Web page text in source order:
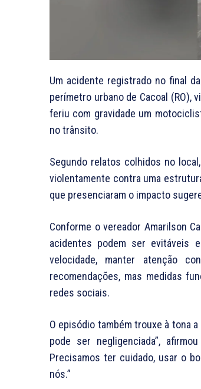
Um acidente registrado no final
perímetro urbano de Cacoal (RO),
feriu com gravidade um
no trânsito.
Segundo relatos colhidos no
violentamente contra uma
que presenciaram o impacto
Conforme o vereador Amarilson
acidentes podem ser evitáveis
velocidade, manter atenção
recomendações, mas medidas
redes sociais.
O episódio também trouxe à tona
pode ser negligenciada”,
Precisamos ter cuidado, usar o
nós.”